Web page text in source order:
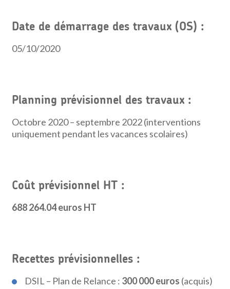
Date de démarrage des travaux (OS) :
05/10/2020
Planning prévisionnel des travaux :
Octobre 2020 – septembre 2022 (interventions
uniquement pendant les vacances scolaires)
Coût prévisionnel HT :
688 264.04 euros HT
Recettes prévisionnelles :
DSIL – Plan de Relance : 300 000 euros (acquis)